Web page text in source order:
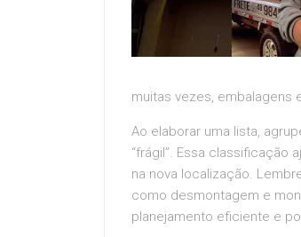
muitas vezes, embalagens
Ao elaborar uma lista,
“frágil”. Essa classificação
na nova localização.
como desmontagem e
planejamento eficiente e